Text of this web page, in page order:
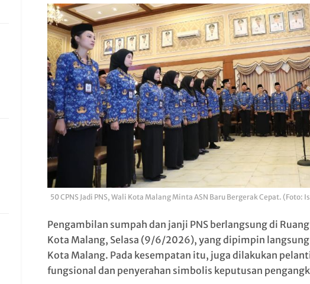
50 CPNS Jadi PNS, Wali Kota Malang Minta ASN Baru Bergerak Cepat. (Foto:
Pengambilan sumpah dan janji PNS berlangsung di
Kota Malang, Selasa (9/6/2026), yang dipimpin
Kota Malang. Pada kesempatan itu, juga dilakukan
fungsional dan penyerahan simbolis keputusan